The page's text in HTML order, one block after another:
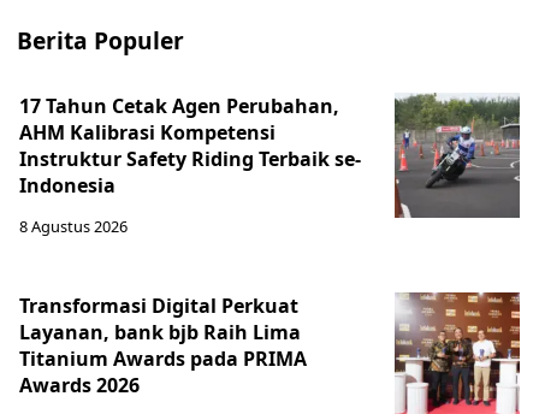
Berita Populer
17 Tahun Cetak Agen Perubahan,
AHM Kalibrasi Kompetensi
Instruktur Safety Riding Terbaik se-
Indonesia
8 Agustus 2026
Transformasi Digital Perkuat
Layanan, bank bjb Raih Lima
Titanium Awards pada PRIMA
Awards 2026